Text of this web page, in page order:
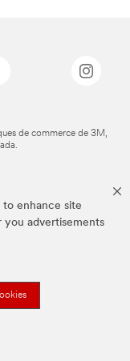
to enhance site
you advertisements
de commerce de 3M,